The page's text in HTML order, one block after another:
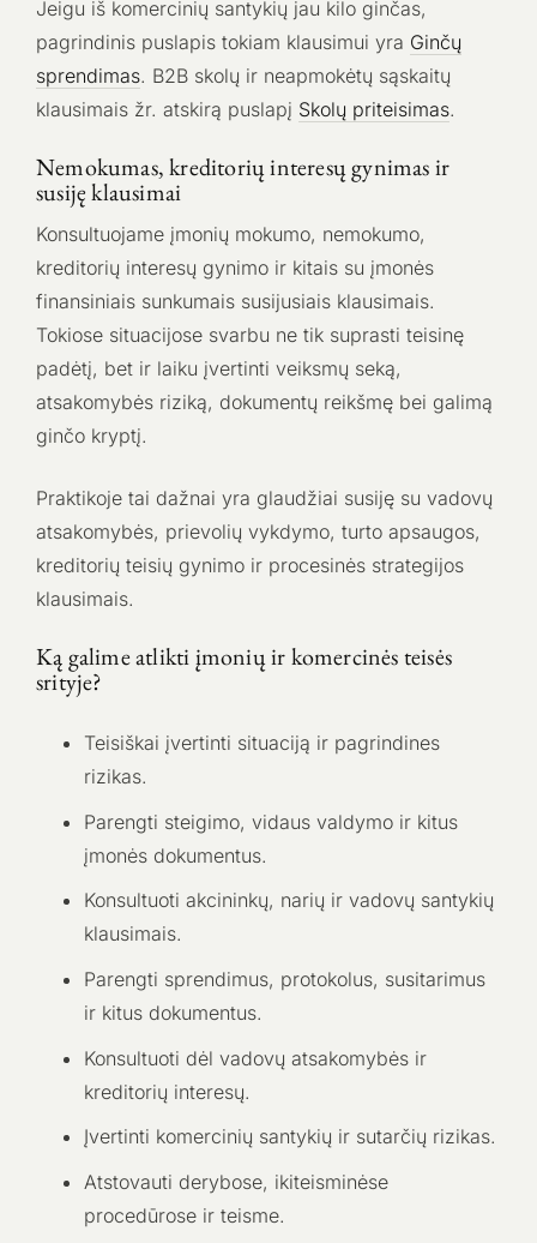
Jeigu iš komercinių santykių jau kilo ginčas,
pagrindinis puslapis tokiam klausimui yra Ginčų
sprendimas. B2B skolų ir neapmokėtų sąskaitų
klausimais žr. atskirą puslapį Skolų priteisimas.
Nemokumas, kreditorių interesų gynimas ir
susiję klausimai
Konsultuojame įmonių mokumo, nemokumo,
kreditorių interesų gynimo ir kitais su įmonės
finansiniais sunkumais susijusiais klausimais.
Tokiose situacijose svarbu ne tik suprasti teisinę
padėtį, bet ir laiku įvertinti veiksmų seką,
atsakomybės riziką, dokumentų reikšmę bei galimą
ginčo kryptį.
Praktikoje tai dažnai yra glaudžiai susiję su vadovų
atsakomybės, prievolių vykdymo, turto apsaugos,
kreditorių teisių gynimo ir procesinės strategijos
klausimais.
Ką galime atlikti įmonių ir komercinės teisės
srityje?
Teisiškai įvertinti situaciją ir pagrindines
rizikas.
Parengti steigimo, vidaus valdymo ir kitus
įmonės dokumentus.
Konsultuoti akcininkų, narių ir vadovų santykių
klausimais.
Parengti sprendimus, protokolus, susitarimus
ir kitus dokumentus.
Konsultuoti dėl vadovų atsakomybės ir
kreditorių interesų.
Įvertinti komercinių santykių ir sutarčių rizikas.
Atstovauti derybose, ikiteisminėse
procedūrose ir teisme.